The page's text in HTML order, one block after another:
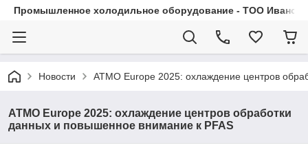
Промышленное холодильное оборудование - ТОО
Новости ATMO Europe 2025: охлаждение центров
ATMO Europe 2025: охлаждение центров обработки
данных и повышенное внимание к PFAS